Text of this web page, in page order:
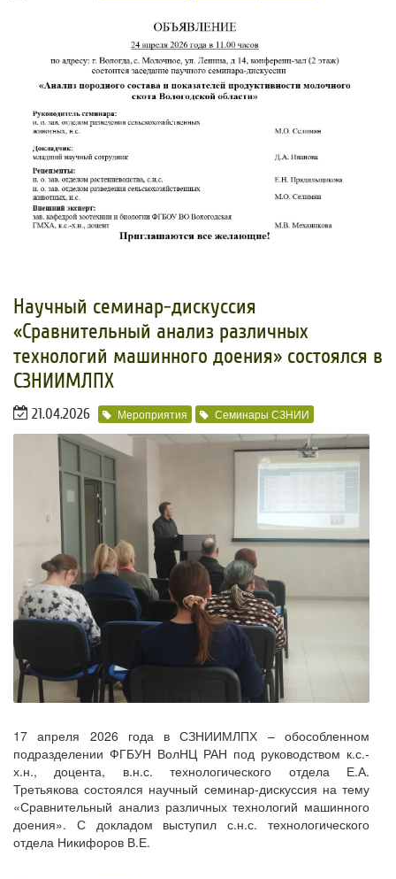
Научный семинар-дискуссия
«Сравнительный анализ различных
технологий машинного доения» состоялся в
СЗНИИМЛПХ
21.04.2026 Мероприятия Семинары СЗНИИ
17 апреля 2026 года в СЗНИИМЛПХ – обособленном
подразделении ФГБУН ВолНЦ РАН под руководством к.с.-
х.н., доцента, в.н.с. технологического отдела Е.А.
Третьякова состоялся научный семинар-дискуссия на тему
«Сравнительный анализ различных технологий машинного
доения». С докладом выступил с.н.с. технологического
отдела Никифоров В.Е.